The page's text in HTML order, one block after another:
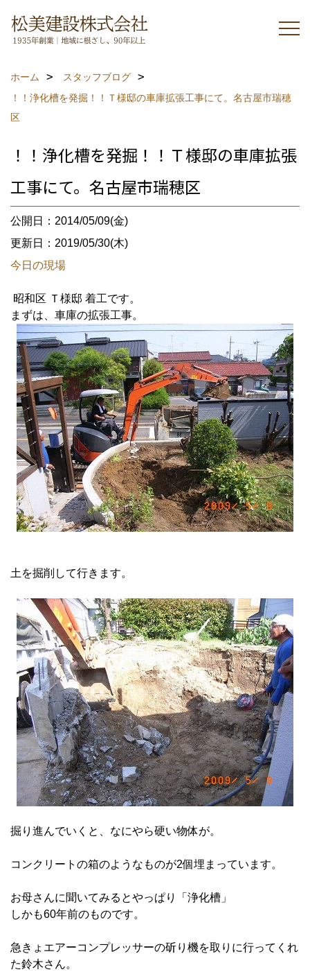
ホーム
スタッフブログ
！！浄化槽を発掘！！Ｔ様邸の車庫拡張工事にて。名古屋市瑞穂
区
！！浄化槽を発掘！！Ｔ様邸の車庫拡張
工事にて。名古屋市瑞穂区
公開日：2014/05/09(金)
更新日：2019/05/30(木)
今日の現場
昭和区 Ｔ様邸 着工です。
まずは、車庫の拡張工事。
土を掘削して行きます。
掘り進んでいくと、なにやら硬い物体が。
コンクリートの箱のようなものが2個埋まっています。
お母さんに聞いてみるとやっぱり「浄化槽」
しかも60年前のものです。
急きょエアーコンプレッサーの斫り機を取りに行ってくれ
た鈴木さん。